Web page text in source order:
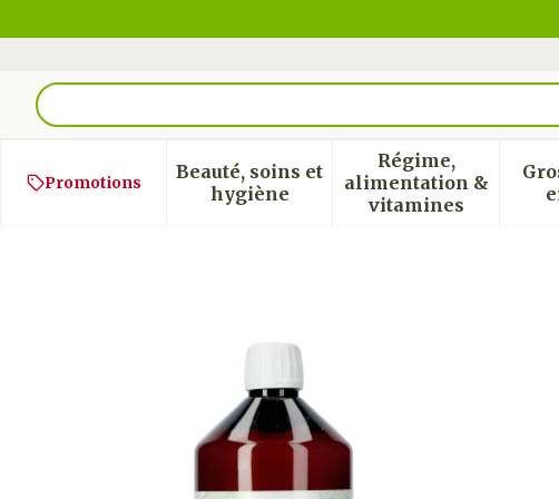
Rechercher
Promotions
Beauté, soins et
hygièneAfficher le sous-menu pour la
Régime,
alimentation &
vitamines
Afficher le
Sjankara Muscles & Jointes